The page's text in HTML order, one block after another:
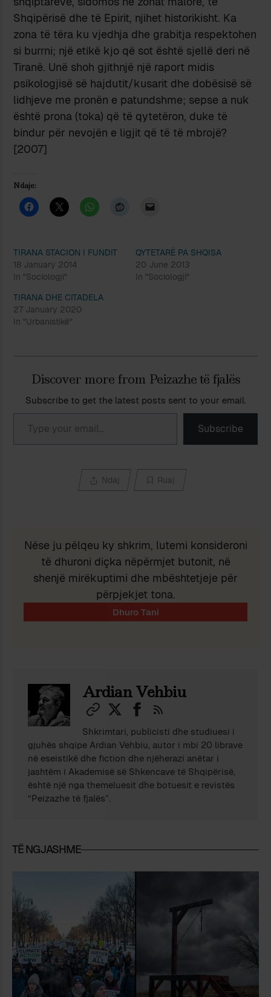
Shqipërisë dhe të Epirit, njihet historikisht. Ka
zona të tëra ku vjedhja dhe grabitja respektohen
si burrni; një etikë kjo që sot është sjellë deri në
Tiranë. Unë shoh gjithnjë një raport midis
psikologjisë së hajdutit/kusarit dhe dobësisë së
lidhjeve me pronën e patundshme; sepse a nuk
është prona (toka) që të qytetëron, duke të
bindur për nevojën e ligjit që të të mbrojë?
[2007]
Ndaje:
TIRANA STACION I FUNDIT
18 January 2014
In "Sociologji"
QYTETARË PA SHQISA
20 June 2013
In "Sociologji"
TIRANA DHE CITADELA
27 January 2020
In "Urbanistikë"
Discover more from Peizazhe të fjalës
Subscribe to get the latest posts sent to your email.
Type your email…
Subscribe
Ndaj Ruaj
Nëse ju pëlqeu ky shkrim, lutemi konsideroni
të dhuroni diçka nëpërmjet butonit, në
shenjë mirëkuptimi dhe mbështetjeje për
përpjekjet tona.
Ardian Vehbiu
Shkrimtari, publicisti dhe studiuesi i
gjuhës shqipe Ardian Vehbiu, autor i mbi 20 librave
në eseistikë dhe fiction dhe njëherazi anëtar i
jashtëm i Akademisë së Shkencave të Shqipërisë,
është një nga themeluesit dhe botuesit e revistës
“Peizazhe të fjalës”.
TË NGJASHME